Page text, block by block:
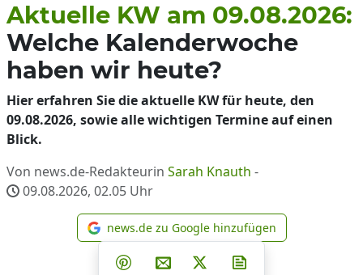
Aktuelle KW am 09.08.2026:
Welche Kalenderwoche
haben wir heute?
Hier erfahren Sie die aktuelle KW für heute, den
09.08.2026, sowie alle wichtigen Termine auf einen
Blick.
Von news.de-Redakteurin Sarah Knauth -
09.08.2026, 02.05 Uhr
news.de zu Google
news.de zu Google hinzufügen
Teilen auf Facebook
Teilen auf Whatsapp
Teilen auf Telegram
Teilen auf Pinterest
Per E-Mail teilen
Post auf X